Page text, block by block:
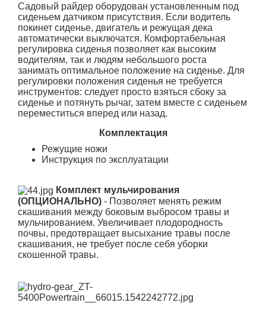
Садовый райдер оборудован установленным под
сиденьем датчиком присутствия. Если водитель
покинет сиденье, двигатель и режущая дека
автоматически выключатся. Комфортабельная
регулировка сиденья позволяет как высоким
водителям, так и людям небольшого роста
занимать оптимальное положение на сиденье. Для
регулировки положения сиденья не требуется
инструментов: следует просто взяться сбоку за
сиденье и потянуть рычаг, затем вместе с сиденьем
переместиться вперед или назад.
Комплектация
Режущие ножи
Инструкция по эксплуатации
Комплект мульчирования
(ОПЦИОНАЛЬНО) - Позволяет менять режим
скашивания между боковым выбросом травы и
мульчированием. Увеличивает плодородность
почвы, предотвращает высыхание травы после
скашивания, не требует после себя уборки
скошенной травы.